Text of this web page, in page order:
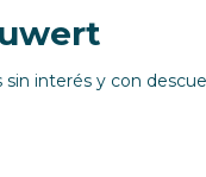
interés y con